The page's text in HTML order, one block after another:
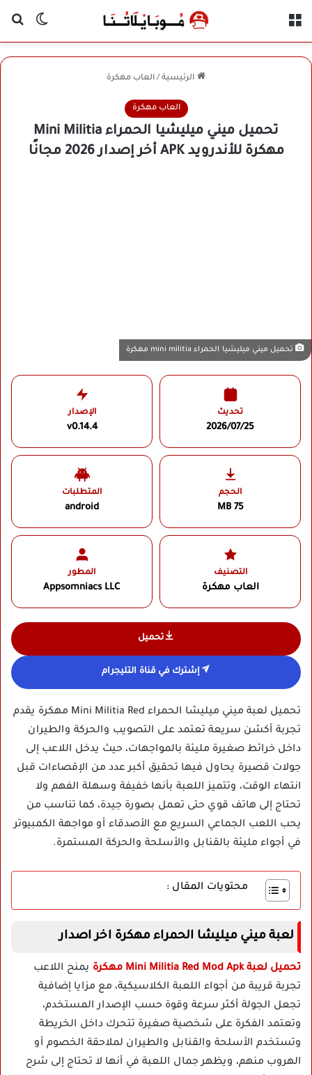
الوضع
الرئيسية / العاب مهكرة
العاب مهكرة
تحميل ميني ميليشيا الحمراء Mini Militia
مهكرة للأندرويد APK أخر إصدار 2026 مجانًا
تحميل ميني ميليشيا الحمراء mini militia مهكرة
تحديث
2026/07/25
الإصدار
v0.14.4
الحجم
75 MB
المتطلبات
android
التصنيف
العاب مهكرة
المطور
Appsomniacs LLC‏
تحميل
إشترك في قناة التليجرام
تحميل لعبة ميني ميليشا الحمراء Mini Militia Red مهكرة يقدم
تجربة أكشن سريعة تعتمد على التصويب والحركة والطيران
داخل خرائط صغيرة مليئة بالمواجهات، حيث يدخل اللاعب إلى
جولات قصيرة يحاول فيها تحقيق أكبر عدد من الإقصاءات قبل
انتهاء الوقت، وتتميز اللعبة بأنها خفيفة وسهلة الفهم ولا
تحتاج إلى هاتف قوي حتى تعمل بصورة جيدة، كما تناسب من
يحب اللعب الجماعي السريع مع الأصدقاء أو مواجهة الكمبيوتر
في أجواء مليئة بالقنابل والأسلحة والحركة المستمرة.
محتويات المقال :
لعبة ميني ميليشا الحمراء مهكرة اخر اصدار
تحميل لعبة Mini Militia Red Mod Apk مهكرة
يمنح اللاعب
تجربة قريبة من أجواء اللعبة الكلاسيكية، مع مزايا إضافية
تجعل الجولة أكثر سرعة وقوة حسب الإصدار المستخدم،
وتعتمد الفكرة على شخصية صغيرة تتحرك داخل الخريطة
وتستخدم الأسلحة والقنابل والطيران لملاحقة الخصوم أو
الهروب منهم، ويظهر جمال اللعبة في أنها لا تحتاج إلى شرح